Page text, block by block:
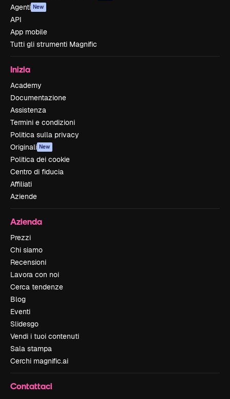
Agenti New
API
App mobile
Tutti gli strumenti Magnific
Inizia
Academy
Documentazione
Assistenza
Termini e condizioni
Politica sulla privacy
Originali New
Politica dei cookie
Centro di fiducia
Affiliati
Aziende
Azienda
Prezzi
Chi siamo
Recensioni
Lavora con noi
Cerca tendenze
Blog
Eventi
Slidesgo
Vendi i tuoi contenuti
Sala stampa
Cerchi magnific.ai
Contattaci